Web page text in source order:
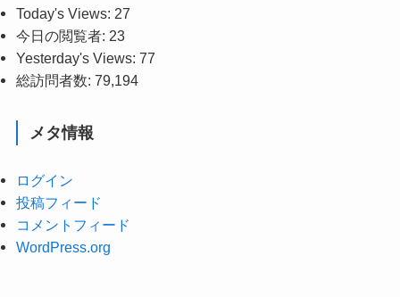
Today's Views: 27
今日の閲覧者: 23
Yesterday's Views: 77
総訪問者数: 79,194
メタ情報
ログイン
投稿フィード
コメントフィード
WordPress.org